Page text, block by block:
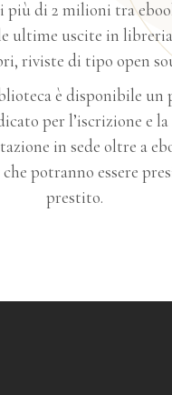
più di 2 milioni tra
ultime uscite in
riviste di tipo open
è disponibile un
per l’iscrizione e la
in sede oltre a
potranno essere
prestito.